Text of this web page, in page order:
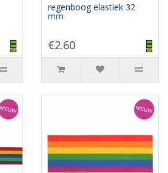
regenboog elastiek 32
mm
€2.60